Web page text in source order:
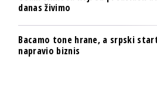
danas živimo
Bacamo tone hrane, a srpski
napravio biznis